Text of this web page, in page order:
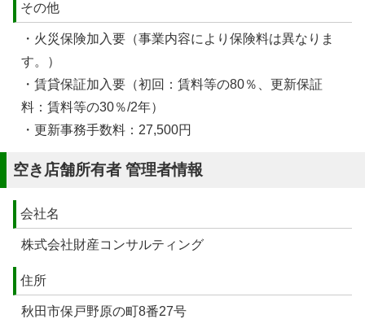
その他
・火災保険加入要（事業内容により保険料は異なりま
す。）
・賃貸保証加入要（初回：賃料等の80％、更新保証
料：賃料等の30％/2年）
・更新事務手数料：27,500円
空き店舗所有者 管理者情報
会社名
株式会社財産コンサルティング
住所
秋田市保戸野原の町8番27号